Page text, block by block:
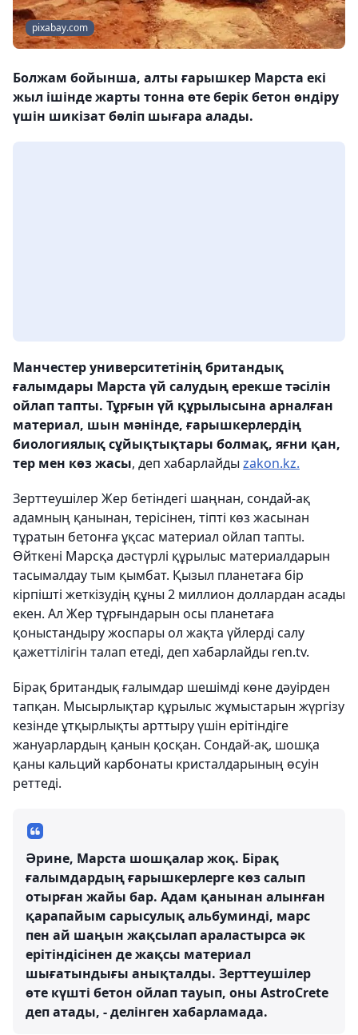
pixabay.com
Болжам бойынша, алты ғарышкер Марста екі
жыл ішінде жарты тонна өте берік бетон өндіру
үшін шикізат бөліп шығара алады.
Манчестер университетінің британдық
ғалымдары Марста үй салудың ерекше тәсілін
ойлап тапты. Тұрғын үй құрылысына арналған
материал, шын мәнінде, ғарышкерлердің
биологиялық сұйықтықтары болмақ, яғни қан,
тер мен көз жасы, деп хабарлайды zakon.kz.
Зерттеушілер Жер бетіндегі шаңнан, сондай-ақ
адамның қанынан, терісінен, тіпті көз жасынан
тұратын бетонға ұқсас материал ойлап тапты.
Өйткені Марсқа дәстүрлі құрылыс материалдарын
тасымалдау тым қымбат. Қызыл планетаға бір
кірпішті жеткізудің құны 2 миллион доллардан асады
екен. Ал Жер тұрғындарын осы планетаға
қоныстандыру жоспары ол жақта үйлерді салу
қажеттілігін талап етеді, деп хабарлайды ren.tv.
Бірақ британдық ғалымдар шешімді көне дәуірден
тапқан. Мысырлықтар құрылыс жұмыстарын жүргізу
кезінде ұтқырлықты арттыру үшін ерітіндіге
жануарлардың қанын қосқан. Сондай-ақ, шошқа
қаны кальций карбонаты кристалдарының өсуін
реттеді.
Әрине, Марста шошқалар жоқ. Бірақ
ғалымдардың ғарышкерлерге көз салып
отырған жайы бар. Адам қанынан алынған
қарапайым сарысулық альбуминді, марс
пен ай шаңын жақсылап араластырса әк
ерітіндісінен де жақсы материал
шығатындығы анықталды. Зерттеушілер
өте күшті бетон ойлап тауып, оны AstroCrete
деп атады, - делінген хабарламада.